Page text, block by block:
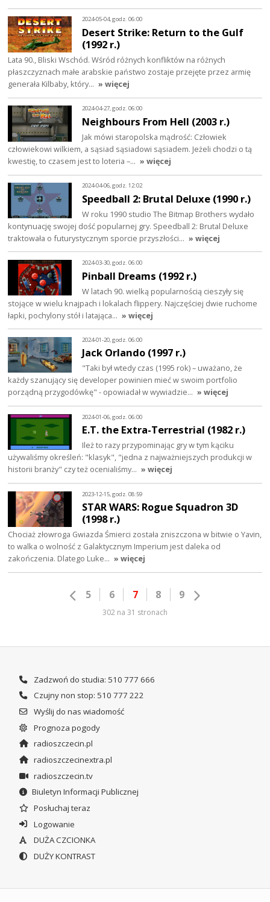
2024-05-04, godz. 06:00
Desert Strike: Return to the Gulf
(1992 r.)
Lata 90., Bliski Wschód. Wśród różnych konfliktów na różnych
płaszczyznach małe arabskie państwo zostaje przejęte przez armię
generała Kilbaby, który… » więcej
2024-04-27, godz. 06:00
Neighbours From Hell (2003 r.)
Jak mówi staropolska mądrość: Człowiek
człowiekowi wilkiem, a sąsiad sąsiadowi sąsiadem. Jeżeli chodzi o tą
kwestię, to czasem jest to loteria –… » więcej
2024-04-06, godz. 12:02
Speedball 2: Brutal Deluxe (1990 r.)
W roku 1990 studio The Bitmap Brothers wydało
kontynuację swojej dość popularnej gry. Speedball 2: Brutal Deluxe
traktowała o futurystycznym sporcie przyszłości… » więcej
2024-03-30, godz. 06:00
Pinball Dreams (1992 r.)
W latach 90. wielką popularnością cieszyły się
stojące w wielu knajpach i lokalach flippery. Najczęściej dwie ruchome
łapki, pochylony stół i latająca… » więcej
2024-01-20, godz. 06:00
Jack Orlando (1997 r.)
"Taki był wtedy czas (1995 rok) – uważano, że
każdy szanujący się developer powinien mieć w swoim portfolio
porządną przygodówkę" - opowiadał w wywiadzie… » więcej
2024-01-06, godz. 06:00
E.T. the Extra-Terrestrial (1982 r.)
Ileż to razy przypominając gry w tym kąciku
używaliśmy określeń: "klasyk", "jedna z najważniejszych produkcji w
historii branży" czy też ocenialiśmy… » więcej
2023-12-15, godz. 08:59
STAR WARS: Rogue Squadron 3D
(1998 r.)
Chociaż złowroga Gwiazda Śmierci została zniszczona w bitwie o Yavin,
to walka o wolność z Galaktycznym Imperium jest daleka od
zakończenia. Dlatego Luke… » więcej
5 6 7 8 9
302 na 31 stronach
Zadzwoń do studia: 510 777 666
Czujny non stop: 510 777 222
Wyślij do nas wiadomość
Prognoza pogody
radioszczecin.pl
radioszczecinextra.pl
radioszczecin.tv
Biuletyn Informacji Publicznej
Posłuchaj teraz
Logowanie
DUŻA CZCIONKA
DUŻY KONTRAST